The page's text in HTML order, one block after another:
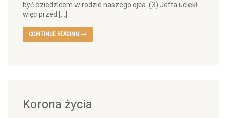
być dziedzicem w rodzie naszego ojca. (3) Jefta uciekł
więc przed […]
CONTINUE READING
Korona życia